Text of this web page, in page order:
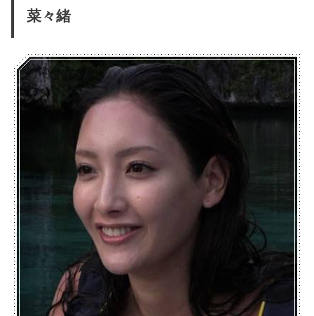
菜々緒